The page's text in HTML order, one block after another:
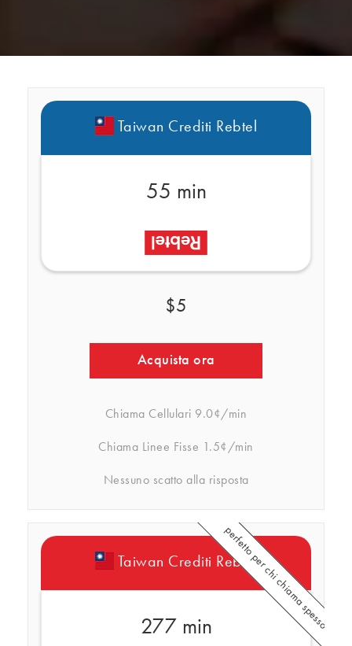
Taiwan Crediti Rebtel
55 min
$5
Acquista ora
Chiama Cellulari 9.0¢/min
Chiama Linee Fisse 1.5¢/min
Nessuno scatto alla risposta
Taiwan Crediti Rebtel
277 min perfetto per chi chiama spesso